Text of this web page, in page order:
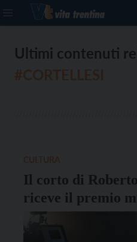
Ultimi contenuti
Il corto di
riceve il premio
concorso “24